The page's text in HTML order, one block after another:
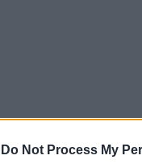
Do Not Process My